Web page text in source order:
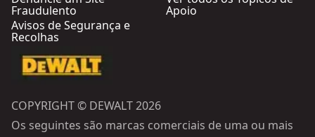
Fraudulento
Avisos de Segurança e
Recolhas
Apoio
COPYRIGHT © DEWALT 2026
Os seguintes são marcas comerciais de uma ou mais